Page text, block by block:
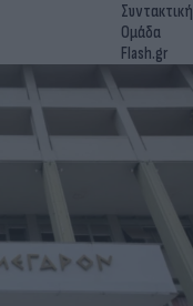
Συντακτική
Ομάδα
Flash.gr